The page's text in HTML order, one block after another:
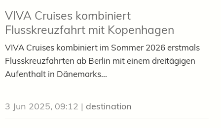
VIVA Cruises kombiniert
Flusskreuzfahrt mit Kopenhagen
VIVA Cruises kombiniert im Sommer 2026 erstmals
Flusskreuzfahrten ab Berlin mit einem dreitägigen
Aufenthalt in Dänemarks...
3 Jun 2025, 09:12 | destination